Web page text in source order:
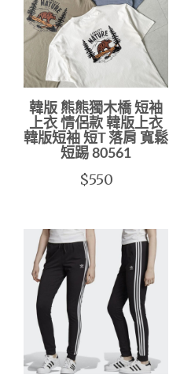
韓版 熊熊獨木橋 短袖
上衣 情侶款 韓版上衣
韓版短袖 短T 落肩 寬鬆
短踢 80561
$550